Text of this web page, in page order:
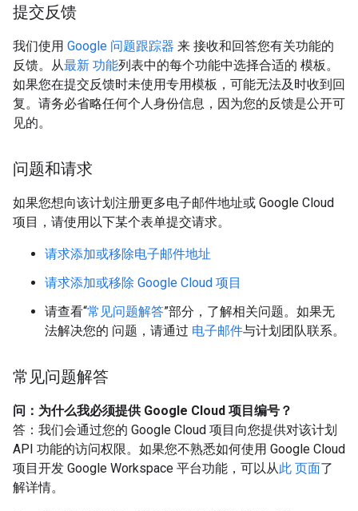
提交反馈
我们使用 Google 问题跟踪器 来 接收和回答您有关功能的
反馈。从最新 功能列表中的每个功能中选择合适的 模板。
如果您在提交反馈时未使用专用模板，可能无法及时收到回
复。请务必省略任何个人身份信息，因为您的反馈是公开可
见的。
问题和请求
如果您想向该计划注册更多电子邮件地址或 Google Cloud
项目，请使用以下某个表单提交请求。
请求添加或移除电子邮件地址
请求添加或移除 Google Cloud 项目
请查看“常见问题解答”部分，了解相关问题。如果无
法解决您的 问题，请通过 电子邮件与计划团队联系。
常见问题解答
问：为什么我必须提供 Google Cloud 项目编号？
答：我们会通过您的 Google Cloud 项目向您提供对该计划
API 功能的访问权限。如果您不熟悉如何使用 Google Cloud
项目开发 Google Workspace 平台功能，可以从此 页面了
解详情。